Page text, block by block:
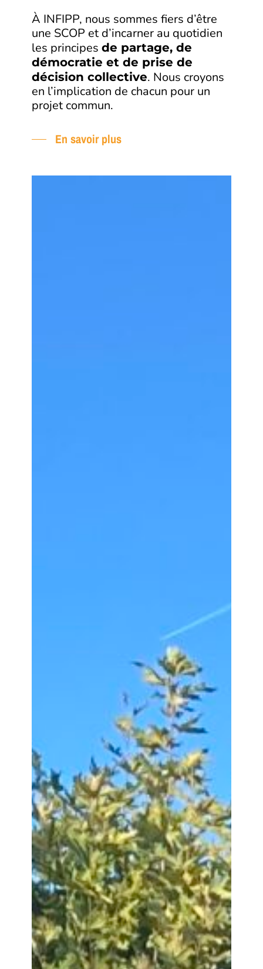
À INFIPP, nous sommes fiers d’être
une SCOP et d’incarner au quotidien
les principesde partage, de
démocratie et de prise de
décision collective. Nous croyons
en l’implication de chacun pour un
projet commun.
En savoir plus